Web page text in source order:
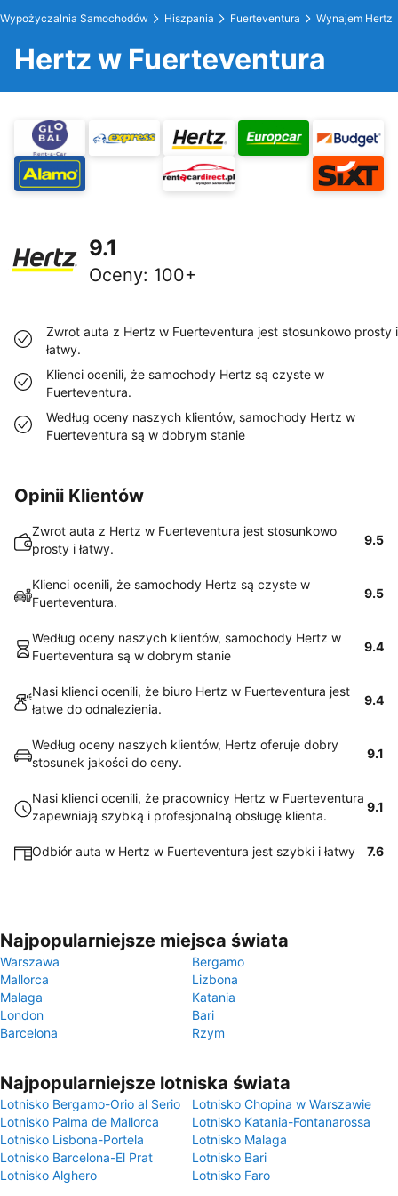
Wypożyczalnia Samochodów Hiszpania Fuerteventura Wynajem Hertz
Hertz w Fuerteventura
9.1
Oceny: 100+
Zwrot auta z Hertz w Fuerteventura jest stosunkowo prosty i
łatwy.
Klienci ocenili, że samochody Hertz są czyste w
Fuerteventura.
Według oceny naszych klientów, samochody Hertz w
Fuerteventura są w dobrym stanie
Opinii Klientów
Zwrot auta z Hertz w Fuerteventura jest stosunkowo
prosty i łatwy.
9.5
Klienci ocenili, że samochody Hertz są czyste w
Fuerteventura.
9.5
Według oceny naszych klientów, samochody Hertz w
Fuerteventura są w dobrym stanie
9.4
Nasi klienci ocenili, że biuro Hertz w Fuerteventura jest
łatwe do odnalezienia.
9.4
Według oceny naszych klientów, Hertz oferuje dobry
stosunek jakości do ceny.
9.1
Nasi klienci ocenili, że pracownicy Hertz w Fuerteventura
zapewniają szybką i profesjonalną obsługę klienta.
9.1
Odbiór auta w Hertz w Fuerteventura jest szybki i łatwy 7.6
Najpopularniejsze miejsca świata
Warszawa
Bergamo
Mallorca
Lizbona
Malaga
Katania
London
Bari
Barcelona
Rzym
Najpopularniejsze lotniska świata
Lotnisko Bergamo-Orio al Serio
Lotnisko Chopina w Warszawie
Lotnisko Palma de Mallorca
Lotnisko Katania-Fontanarossa
Lotnisko Lisbona-Portela
Lotnisko Malaga
Lotnisko Barcelona-El Prat
Lotnisko Bari
Lotnisko Alghero
Lotnisko Faro